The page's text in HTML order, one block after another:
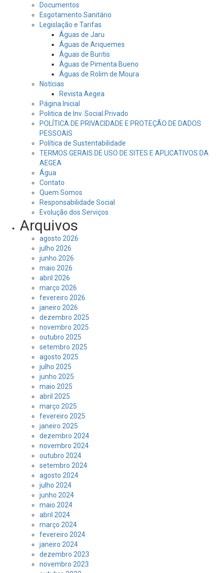
Documentos
Esgotamento Sanitário
Legislação e Tarifas
Águas de Jaru
Águas de Ariquemes
Águas de Buritis
Águas de Pimenta Bueno
Águas de Rolim de Moura
Notícias
Revista Aegea
Página Inicial
Politica de Inv. Social Privado
POLÍTICA DE PRIVACIDADE E PROTEÇÃO DE DADOS
PESSOAIS
Política de Sustentabilidade
TERMOS GERAIS DE USO DE SITES E APLICATIVOS DA
AEGEA
Água
Contato
Quem Somos
Responsabilidade Social
Evolução dos Serviços
Arquivos
agosto 2026
julho 2026
junho 2026
maio 2026
abril 2026
março 2026
fevereiro 2026
janeiro 2026
dezembro 2025
novembro 2025
outubro 2025
setembro 2025
agosto 2025
julho 2025
junho 2025
maio 2025
abril 2025
março 2025
fevereiro 2025
janeiro 2025
dezembro 2024
novembro 2024
outubro 2024
setembro 2024
agosto 2024
julho 2024
junho 2024
maio 2024
abril 2024
março 2024
fevereiro 2024
janeiro 2024
dezembro 2023
novembro 2023